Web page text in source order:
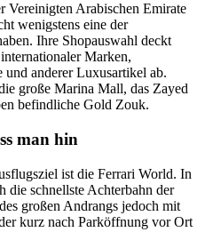
Vereinigten Arabischen Emirate
wenigstens eine der
Ihre Shopauswahl deckt
Marken,
und anderer Luxusartikel ab.
große Marina Mall, das Zayed
befindliche Gold Zouk.
man hin
ist die Ferrari World. In
die schnellste Achterbahn der
großen Andrangs jedoch mit
kurz nach Parköffnung vor Ort